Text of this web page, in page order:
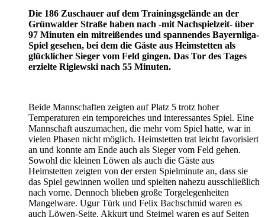
Die 186 Zuschauer auf dem Trainingsgelände an der
Grünwalder Straße haben nach -mit Nachspielzeit- über
97 Minuten ein mitreißendes und spannendes Bayernliga-
Spiel gesehen, bei dem die Gäste aus Heimstetten als
glücklicher Sieger vom Feld gingen. Das Tor des Tages
erzielte Riglewski nach 55 Minuten.
Beide Mannschaften zeigten auf Platz 5 trotz hoher
Temperaturen ein temporeiches und interessantes Spiel. Eine
Mannschaft auszumachen, die mehr vom Spiel hatte, war in
vielen Phasen nicht möglich. Heimstetten trat leicht favorisiert
an und konnte am Ende auch als Sieger vom Feld gehen.
Sowohl die kleinen Löwen als auch die Gäste aus
Heimstetten zeigten von der ersten Spielminute an, dass sie
das Spiel gewinnen wollen und spielten nahezu ausschließlich
nach vorne. Dennoch blieben große Torgelegenheiten
Mangelware. Ugur Türk und Felix Bachschmid waren es
auch Löwen-Seite, Akkurt und Steimel waren es auf Seiten